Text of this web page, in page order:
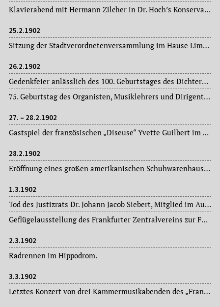
Klavierabend mit Hermann Zilcher in Dr. Hoch’s Konservatorium.
25.2.1902
Sitzung der Stadtverordnetenversammlung im Hause Limpurg: Magistratsvorlagen, Ausschussberichte. In der nichtöffentlichen Sitzung werden Ferdinand Abt, Wilhelm Hanau und Dr. Philipp Pauli zu unbesoldeten Mitgliedern des Magistrats gewählt.
26.2.1902
Gedenkfeier anlässlich des 100. Geburtstages des Dichters Victor Hugo in der Aula der neuen Musterschule, veranstaltet von der hiesigen Neusprachlichen Vereinigung.
75. Geburtstag des Organisten, Musiklehrers und Dirigenten Ludwig Gellert (1827-1913), Ehrendirektor des Frankfurter Liederkranzes.
27. – 28.2.1902
Gastspiel der französischen „Diseuse“ Yvette Guilbert im „Orpheum“.
28.2.1902
Eröffnung eines großen amerikanischen Schuhwarenhauses im Erdgeschoss des Neubaus des Englischen Hofs am Roßmarkt.
1.3.1902
Tod des Justizrats Dr. Johann Jacob Siebert, Mitglied im Aufsichtsrat der „Deutschen Vereinsbank“ und der „Deutschen Effecten- und Wechselbank“; von 1868 bis 1879 Mitglied der Stadtverordnetenversammlung.
Geflügelausstellung des Frankfurter Zentralvereins zur Förderung der Geflügel- und Vogelzucht „Ornis“ in den Hallen des Ausstellungsplatzes an der Forsthausstraße.
2.3.1902
Radrennen im Hippodrom.
3.3.1902
Letztes Konzert von drei Kammermusikabenden des „Frankfurter Streichquartetts“ (Alfred Hess, Otto Müller, Otto Herlitz u. Friedrich Hess) im Saalbau.